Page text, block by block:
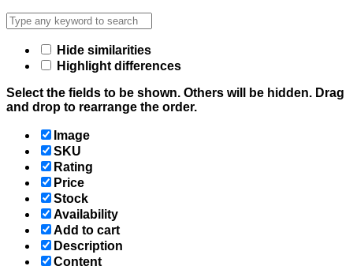
Hide similarities
Highlight differences
Select the fields to be shown. Others will be hidden. Drag
and drop to rearrange the order.
Image
SKU
Rating
Price
Stock
Availability
Add to cart
Description
Content